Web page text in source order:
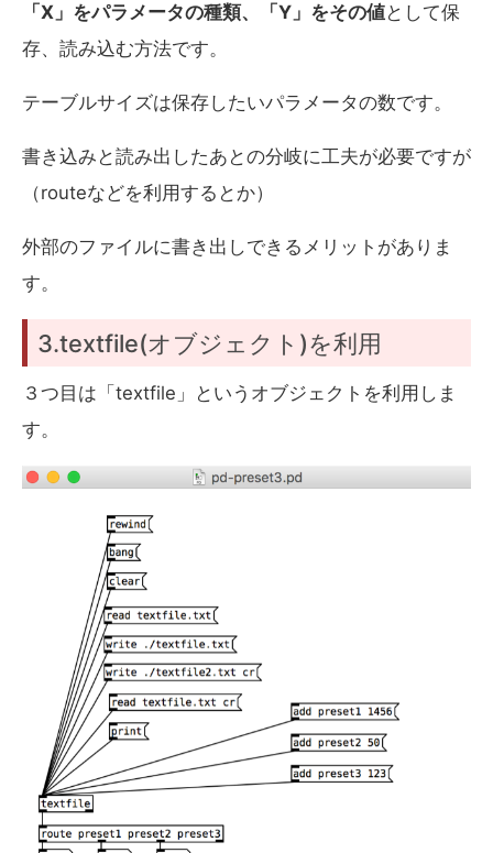
「X」をパラメータの種類、「Y」をその値として保
存、読み込む方法です。
テーブルサイズは保存したいパラメータの数です。
書き込みと読み出したあとの分岐に工夫が必要ですが
（routeなどを利用するとか）
外部のファイルに書き出しできるメリットがありま
す。
3.textfile(オブジェクト)を利用
３つ目は「textfile」というオブジェクトを利用しま
す。